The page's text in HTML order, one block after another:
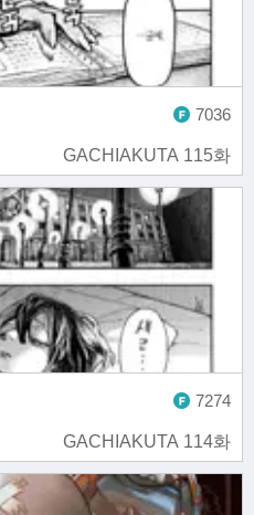
GACHIAKUTA 115화
7036
GACHIAKUTA 114화
7274